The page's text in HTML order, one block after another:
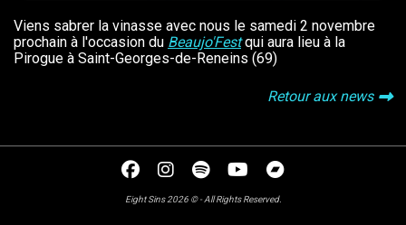
Viens sabrer la vinasse avec nous le samedi 2 novembre
prochain à l'occasion du Beaujo'Festqui aura lieu à la
Pirogue à Saint-Georges-de-Reneins (69)
Retour aux news
Eight Sins 2026 © - All Rights Reserved.